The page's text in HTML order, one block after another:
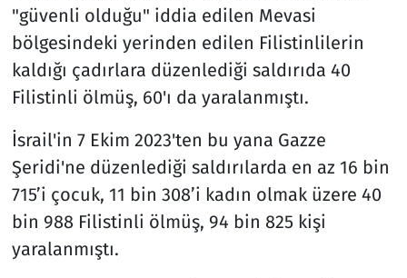
"güvenli olduğu" iddia edilen Mevasi
bölgesindeki yerinden edilen Filistinlilerin
kaldığı çadırlara düzenlediği saldırıda 40
Filistinli ölmüş, 60'ı da yaralanmıştı.
İsrail'in 7 Ekim 2023'ten bu yana Gazze
Şeridi'ne düzenlediği saldırılarda en az 16 bin
715’i çocuk, 11 bin 308’i kadın olmak üzere 40
bin 988 Filistinli ölmüş, 94 bin 825 kişi
yaralanmıştı.